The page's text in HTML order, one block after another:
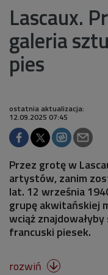
Lascaux.
galeria
pies
ostatnia aktualizacja:
12.09.2025 07:45
Przez grotę w
artystów, zanim
lat. 12 września
grupę akwitańskiej
wciąż
francuski piesek.
rozwiń 